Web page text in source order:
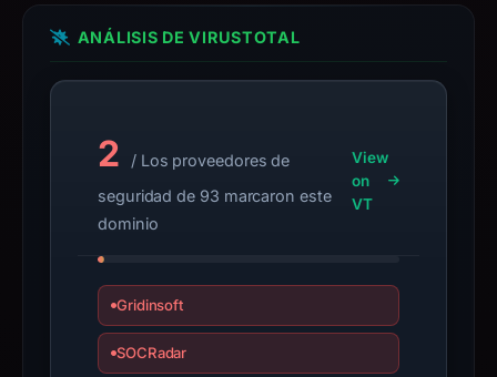
appeal
the
inaccurate.
ANÁLISIS DE VIRUSTOTAL
2
/ Los proveedores de
seguridad de 93 marcaron este
dominio
View
on
VT
Gridinsoft
SOCRadar